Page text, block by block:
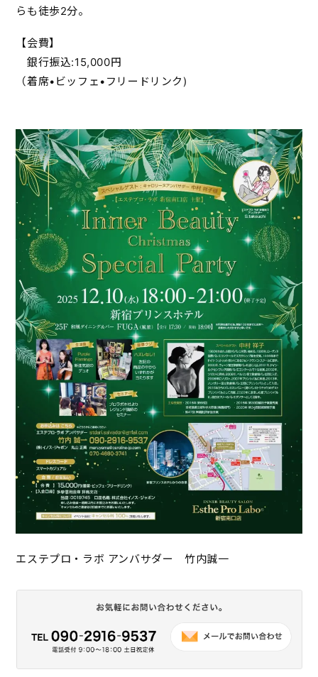
らも徒歩2分。
【会費】
銀行振込:15,000円
（着席•ビッフェ•フリードリンク)
エステプロ・ラボ アンバサダー 竹内誠一